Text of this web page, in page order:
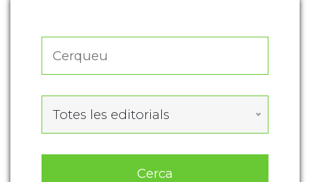
Totes les editorials
Cerca